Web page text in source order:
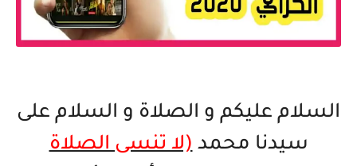
السلام عليكم و الصلاة و السلام على
سيدنا محمد(لا تنسى الصلاة